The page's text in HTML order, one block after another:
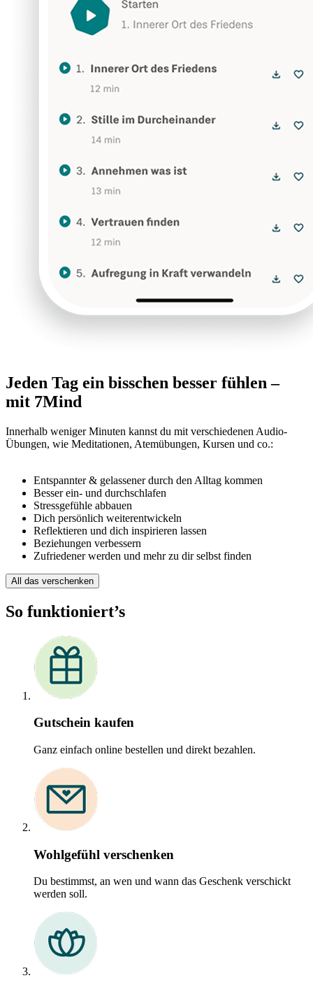
Jeden Tag ein bisschen besser fühlen –
mit 7Mind
Innerhalb weniger Minuten kannst du mit verschiedenen Audio-
Übungen, wie Meditationen, Atemübungen, Kursen und co.:
Entspannter & gelassener durch den Alltag kommen
Besser ein- und durchschlafen
Stressgefühle abbauen
Dich persönlich weiterentwickeln
Reflektieren und dich inspirieren lassen
Beziehungen verbessern
Zufriedener werden und mehr zu dir selbst finden
All das verschenken
So funktioniert’s
Gutschein kaufen
Ganz einfach online bestellen und direkt bezahlen.
Wohlgefühl verschenken
Du bestimmst, an wen und wann das Geschenk verschickt
werden soll.